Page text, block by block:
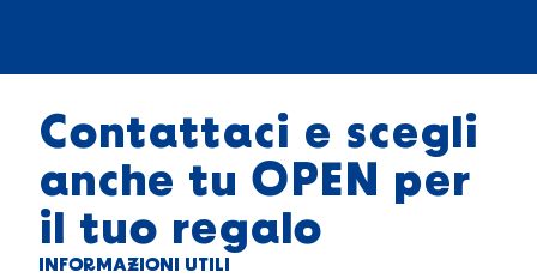
Contattaci e scegli
anche tu OPEN per
il tuo regalo
INFORMAZIONI UTILI